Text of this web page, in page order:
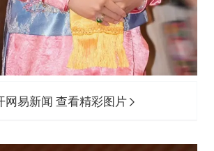
网易新闻 查看精彩图片